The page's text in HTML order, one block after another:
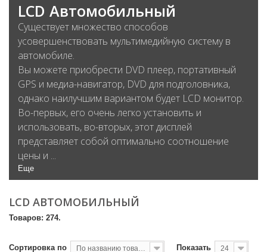
LCD Автомобильный
Существует множество способов
усовершенствовать мультимедийную систему в
автомобиле.
Вы можете приобрести DVD плеер, портативный
GPS и медиа-навигатор, DVD для подголовника,
однако наилучшим вариантом будет LCD монитор.
Во-первых, его очень легко установить и
использовать, во-вторых, этот дисплей
представляет собой оптимально соотношение
цены и ...
Еще
LCD АВТОМОБИЛЬНЫЙ
Товаров: 274.
Сортировка по По названию товара, от А до Я Показать 24